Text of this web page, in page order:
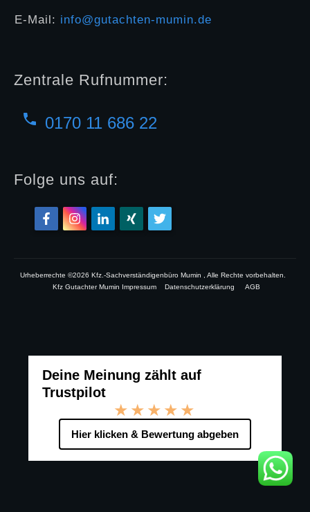
E-Mail: info@gutachten-mumin.de
Zentrale Rufnummer:
0170 11 686 22
Folge uns auf:
Urheberrechte ©2026 Kfz.-Sachverständigenbüro Mumin , Alle Rechte vorbehalten.
Kfz Gutachter Mumin Impressum
Datenschutzerklärung AGB
Deine Meinung zählt auf
Trustpilot
★★★★★
Hier klicken & Bewertung abgeben